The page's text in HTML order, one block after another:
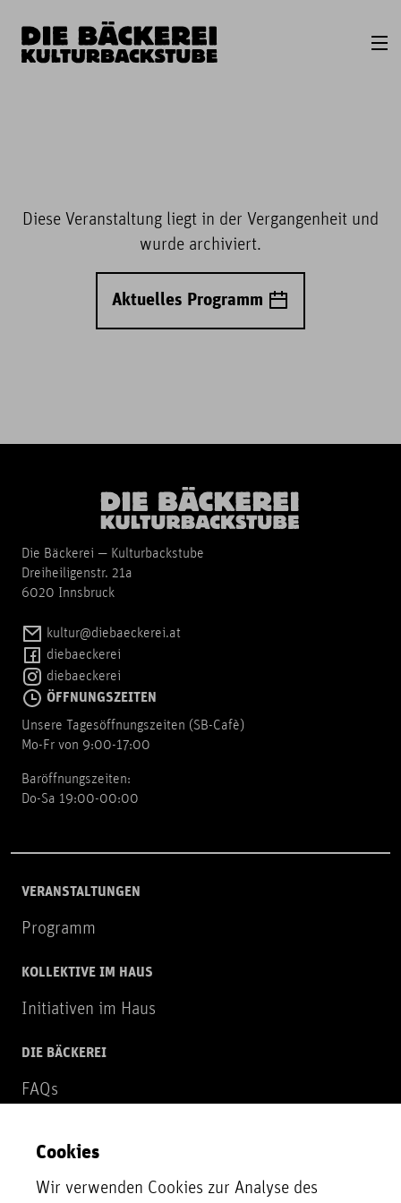
Diese Veranstaltung liegt in der Vergangenheit und
wurde archiviert.
Aktuelles Programm
Die Bäckerei — Kulturbackstube
Dreiheiligenstr. 21a
6020 Innsbruck
kultur@diebaeckerei.at
diebaeckerei
diebaeckerei
ÖFFNUNGSZEITEN
Unsere Tagesöffnungszeiten (SB-Cafè)
Mo-Fr von 9:00-17:00
Baröffnungszeiten:
Do-Sa 19:00-00:00
VERANSTALTUNGEN
Programm
KOLLEKTIVE IM HAUS
Initiativen im Haus
DIE BÄCKEREI
FAQs
NEWSLETTER
Zur Newsletter Anmeldung
Cookies
Wir verwenden Cookies zur Analyse des